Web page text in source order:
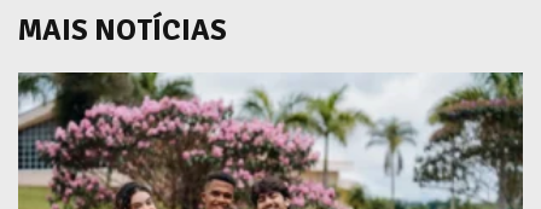
MAIS NOTÍCIAS